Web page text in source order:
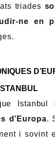
triades
ne en
ISTANBUL
Istanbul
d’Europa.
i sovint